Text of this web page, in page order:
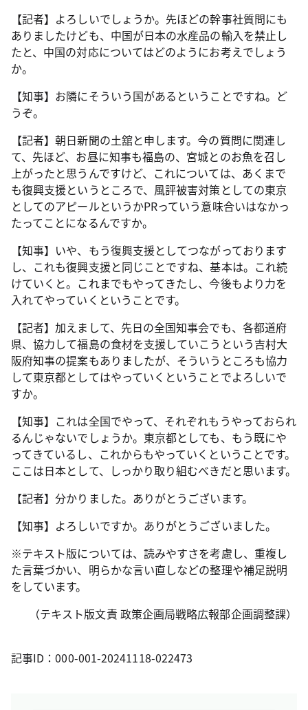
【記者】よろしいでしょうか。先ほどの幹事社質問にも
ありましたけども、中国が日本の水産品の輸入を禁止し
たと、中国の対応についてはどのようにお考えでしょう
か。
【知事】お隣にそういう国があるということですね。ど
うぞ。
【記者】朝日新聞の土舘と申します。今の質問に関連し
て、先ほど、お昼に知事も福島の、宮城とのお魚を召し
上がったと思うんですけど、これについては、あくまで
も復興支援というところで、風評被害対策としての東京
としてのアピールというかPRっていう意味合いはなかっ
たってことになるんですか。
【知事】いや、もう復興支援としてつながっております
し、これも復興支援と同じことですね、基本は。これ続
けていくと。これまでもやってきたし、今後もより力を
入れてやっていくということです。
【記者】加えまして、先日の全国知事会でも、各都道府
県、協力して福島の食材を支援していこうという吉村大
阪府知事の提案もありましたが、そういうところも協力
して東京都としてはやっていくということでよろしいで
すか。
【知事】これは全国でやって、それぞれもうやっておられ
るんじゃないでしょうか。東京都としても、もう既にや
ってきているし、これからもやっていくということです。
ここは日本として、しっかり取り組むべきだと思います。
【記者】分かりました。ありがとうございます。
【知事】よろしいですか。ありがとうございました。
※テキスト版については、読みやすさを考慮し、重複し
た言葉づかい、明らかな言い直しなどの整理や補足説明
をしています。
（テキスト版文責 政策企画局戦略広報部企画調整課）
記事ID：000-001-20241118-022473